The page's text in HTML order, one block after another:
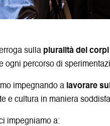
sulla pluralità dei
ogni percorso di
impegnando a lavorare
e cultura in maniera
impegniamo a: